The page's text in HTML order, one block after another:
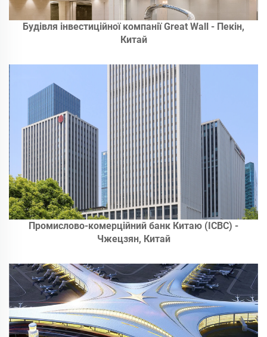
Будівля інвестиційної компанії Great Wall - Пекін,
Китай
Промислово-комерційний банк Китаю (ICBC) -
Чжецзян, Китай